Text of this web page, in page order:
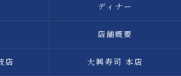
ディナー
店舗概要
店 大興寿司 本店